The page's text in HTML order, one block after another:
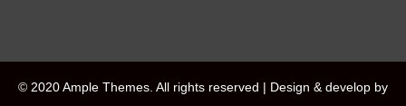
© 2020 Ample Themes. All rights reserved | Design & develop by